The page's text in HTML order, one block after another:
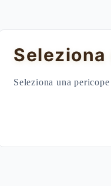
Seleziona una